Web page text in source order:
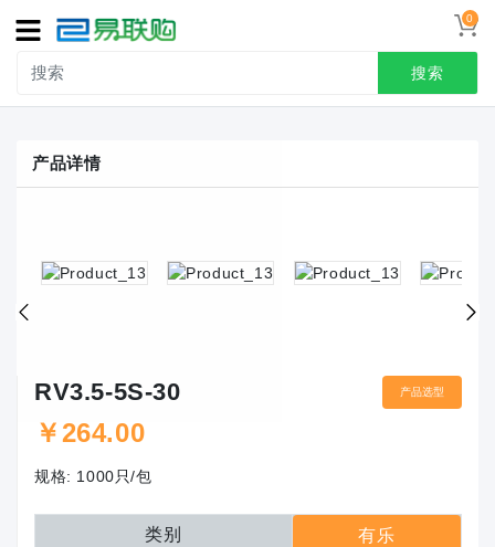
0
搜索
导
航
接线端子
联系我们
产品详情
产品选型
RV3.5-5S-30
￥264.00
规格: 1000只/包
类别 有乐